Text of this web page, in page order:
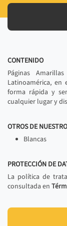
CONTENIDO
Páginas
Latinoamérica,
forma rápida y
cualquier lugar y
OTROS DE
Blancas
PROTECCIÓN DE
La política de
consultada en